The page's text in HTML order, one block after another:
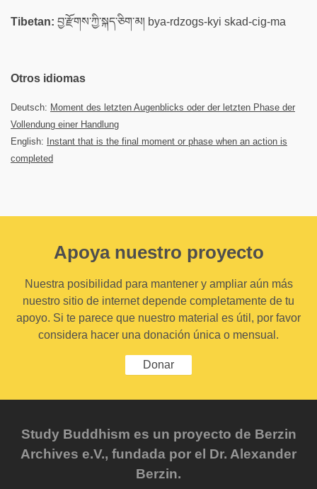
Tibetan: བྱ་རྫོགས་ཀྱི་སྐད་ཅིག་མ། bya-rdzogs-kyi skad-cig-ma
Otros idiomas
Deutsch: Moment des letzten Augenblicks oder der letzten Phase der
Vollendung einer Handlung
English:
Instant that is the final moment or phase when an action is
completed
Apoya nuestro proyecto
Nuestra posibilidad para mantener y ampliar aún más
nuestro sitio de internet depende completamente de tu
apoyo. Si te parece que nuestro material es útil, por favor
considera hacer una donación única o mensual.
Donar
Study Buddhism es un proyecto de Berzin
Archives e.V., fundada por el Dr. Alexander
Berzin.